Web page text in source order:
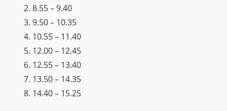
8.55 – 9.40
9.50 – 10.35
10.55 – 11.40
12.00 – 12.45
12.55 – 13.40
13.50 – 14.35
14.40 – 15.25